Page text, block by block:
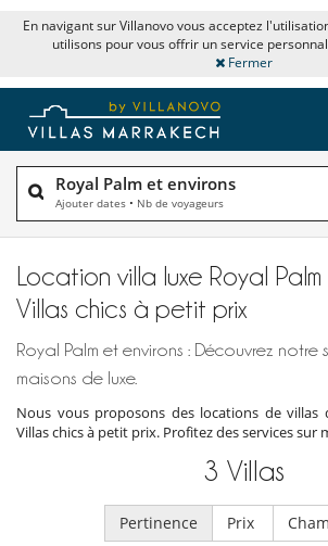
En navigant sur Villanovo vous acceptez
utilisons pour vous offrir un service
Fermer
Royal Palm et environs
Ajouter dates • Nb de voyageurs
Location villa luxe Royal
Villas chics à petit prix
Royal Palm et environs : Découvrez
maisons de luxe.
Nous vous proposons des locations de
Villas chics à petit prix. Profitez des services sur
3 Villas
Pertinence Prix